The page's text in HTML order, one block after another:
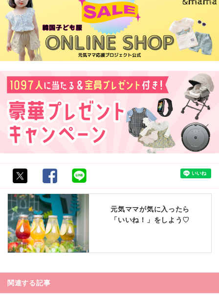
元気ママが気に入ったら
「いいね！」をしよう♡
関連する記事